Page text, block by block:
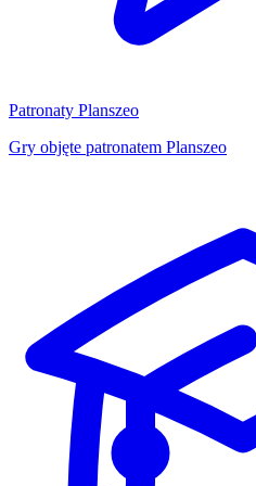
Patronaty Planszeo
Gry objęte patronatem Planszeo